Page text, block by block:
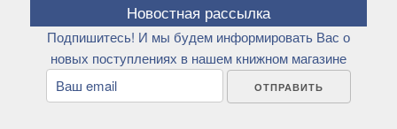
Новостная рассылка
Подпишитесь! И мы будем информировать Вас о
новых поступлениях в нашем книжном магазине